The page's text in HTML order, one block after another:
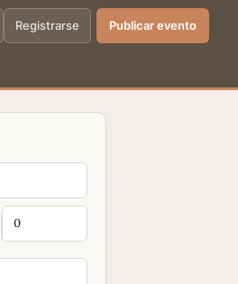
Registrarse Publicar evento